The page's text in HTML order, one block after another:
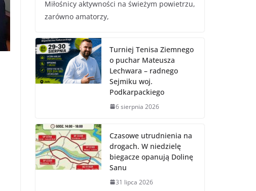
Miłośnicy aktywności na świeżym powietrzu,
zarówno amatorzy,
Turniej Tenisa Ziemnego
o puchar Mateusza
Lechwara – radnego
Sejmiku woj.
Podkarpackiego
6 sierpnia 2026
Czasowe utrudnienia na
drogach. W niedzielę
biegacze opanują Dolinę
Sanu
31 lipca 2026